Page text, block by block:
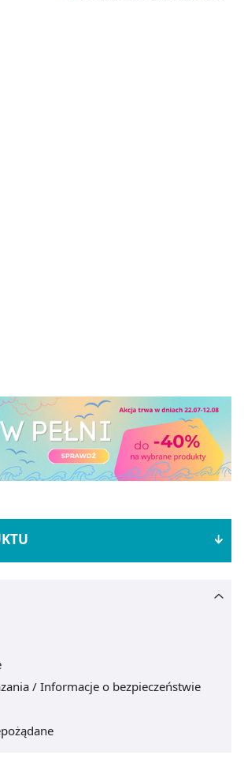
/ Informacje o bezpieczeństwie